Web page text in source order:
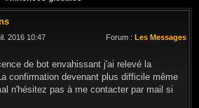
2016 10:47 Forum : Les Messages
de bot envahissant j'ai relevé la
confirmation devenant plus difficile même
n'hésitez pas à me contacter par mail si